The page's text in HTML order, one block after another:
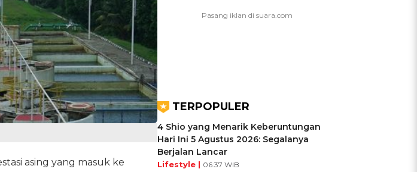
asing yang masuk ke
TERPOPULER
4 Shio yang Menarik Keberuntungan
Hari Ini 5 Agustus 2026: Segalanya
Berjalan Lancar
Lifestyle | 06:37 WIB